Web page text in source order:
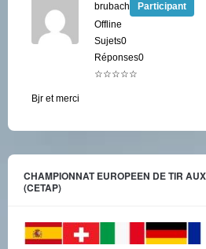
brubach
Participant
Offline
Sujets0
Réponses0
☆☆☆☆☆
Bjr et merci
CHAMPIONNAT EUROPEEN DE TIR
(CETAP)